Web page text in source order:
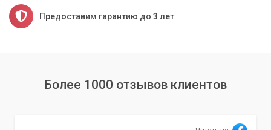
Предоставим гарантию до 3 лет
Более 1000 отзывов клиентов